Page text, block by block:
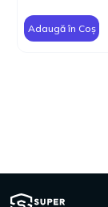
Adaugă în Coș